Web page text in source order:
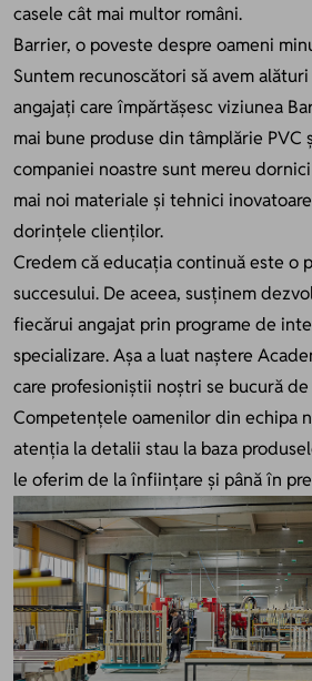
casele cât mai multor români.
Barrier, o poveste despre oameni
Suntem recunoscători să avem
angajați care împărtășesc viziunea
mai bune produse din tâmplărie PVC
companiei noastre sunt mereu
mai noi materiale și tehnici
dorințele clienților.
Credem că educația continuă este o
succesului. De aceea, susținem
fiecărui angajat prin programe de
specializare. Așa a luat naștere
care profesioniștii noștri se bucură
Competențele oamenilor din echipa
atenția la detalii stau la baza
le oferim de la înființare și până în